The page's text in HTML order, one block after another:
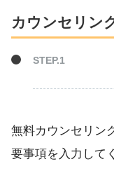
カウンセリン
無料カウンセリン
要事項を入力して